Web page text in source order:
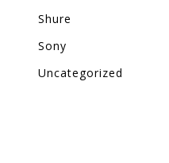
Shure
Sony
Uncategorized